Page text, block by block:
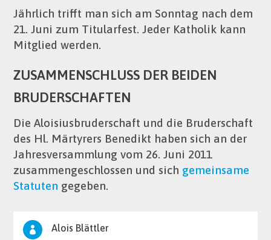
Jährlich trifft man sich am Sonntag nach dem
21. Juni zum Titularfest. Jeder Katholik kann
Mitglied werden.
ZUSAMMENSCHLUSS DER BEIDEN
BRUDERSCHAFTEN
Die Aloisiusbruderschaft und die Bruderschaft
des Hl. Märtyrers Benedikt haben sich an der
Jahresversammlung vom 26. Juni 2011
zusammengeschlossen und sich gemeinsame
Statuten gegeben.
 Alois Blättler